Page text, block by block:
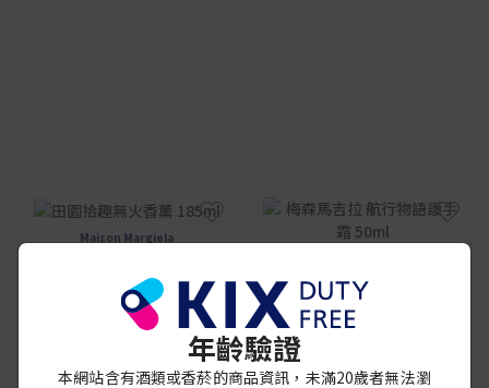
Maison Margiela
免稅價格:
¥ 14,300
梅森馬吉拉 航行物語護手霜
50ml
免稅價格:
年齡驗證
本網站含有酒類或香菸的商品資訊，未滿20歲者無法瀏